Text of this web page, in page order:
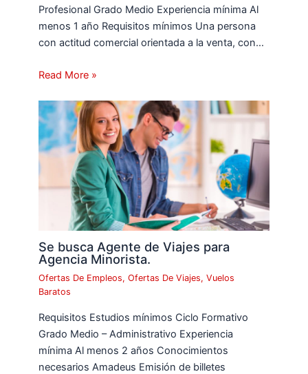
Profesional Grado Medio Experiencia mínima Al
menos 1 año Requisitos mínimos Una persona
con actitud comercial orientada a la venta, con…
Read More »
Se busca Agente de Viajes para
Agencia Minorista.
Ofertas De Empleos,Ofertas De Viajes,Vuelos
Baratos
Requisitos Estudios mínimos Ciclo Formativo
Grado Medio – Administrativo Experiencia
mínima Al menos 2 años Conocimientos
necesarios Amadeus Emisión de billetes